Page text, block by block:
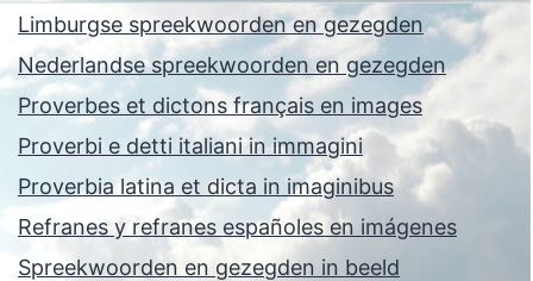
Limburgse spreekwoorden en gezegden
Nederlandse spreekwoorden en gezegden
Proverbes et dictons français en images
Proverbi e detti italiani in immagini
Proverbia latina et dicta in imaginibus
Refranes y refranes españoles en imágenes
Spreekwoorden en gezegden in beeld